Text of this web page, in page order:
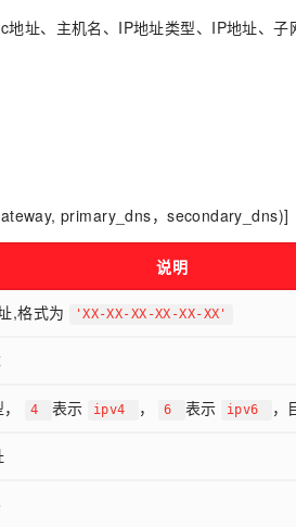
址、主机名、IP地址类型、IP地址、子
primary_dns，secondary_dns)]
说明
,格式为 'XX-XX-XX-XX-XX-XX'
4 表示 ipv4 ， 6 表示 ipv6 ，